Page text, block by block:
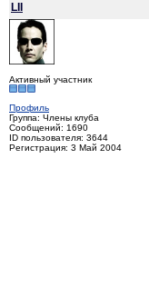
LII
Активный участник
Профиль
Группа: Члены клуба
Сообщений: 1690
ID пользователя: 3644
Регистрация: 3 Май 2004